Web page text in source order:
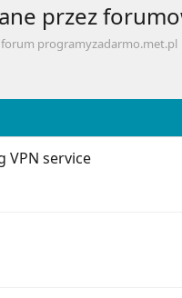
przez
programyzadarmo.met.pl
VPN service